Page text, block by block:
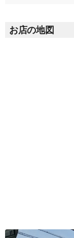
お店の地図